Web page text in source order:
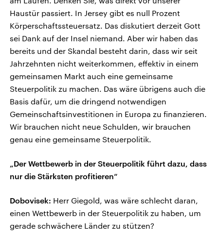
Haustür passiert. In Jersey gibt es null Prozent
Körperschaftssteuersatz. Das diskutiert derzeit Gott
sei Dank auf der Insel niemand. Aber wir haben das
bereits und der Skandal besteht darin, dass wir seit
Jahrzehnten nicht weiterkommen, effektiv in einem
gemeinsamen Markt auch eine gemeinsame
Steuerpolitik zu machen. Das wäre übrigens auch die
Basis dafür, um die dringend notwendigen
Gemeinschaftsinvestitionen in Europa zu finanzieren.
Wir brauchen nicht neue Schulden, wir brauchen
genau eine gemeinsame Steuerpolitik.
„Der Wettbewerb in der Steuerpolitik führt dazu, dass
nur die Stärksten profitieren“
Dobovisek: Herr Giegold, was wäre schlecht daran,
einen Wettbewerb in der Steuerpolitik zu haben, um
gerade schwächere Länder zu stützen?